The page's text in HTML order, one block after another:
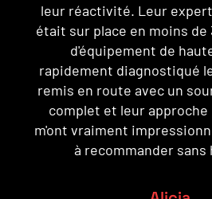
stressé, mais leur expert
arrivé rapidement et a
une grande
l'équipement de haute
réparations nécessaires
service complet m'a mis
professionnalisme m'a
entre de bonnes mains.